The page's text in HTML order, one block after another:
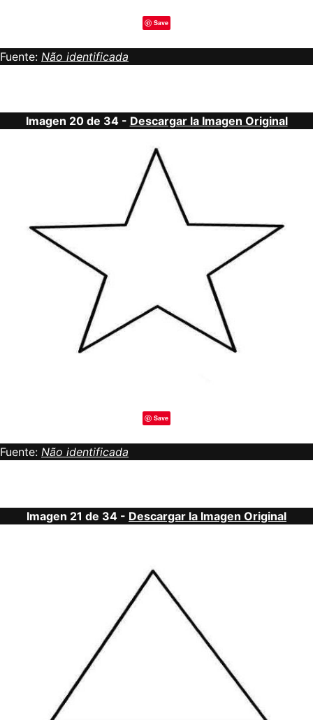
Save
Fuente: Não identificada
Imagen 20 de 34 - Descargar la Imagen Original
Save
Fuente: Não identificada
Imagen 21 de 34 - Descargar la Imagen Original